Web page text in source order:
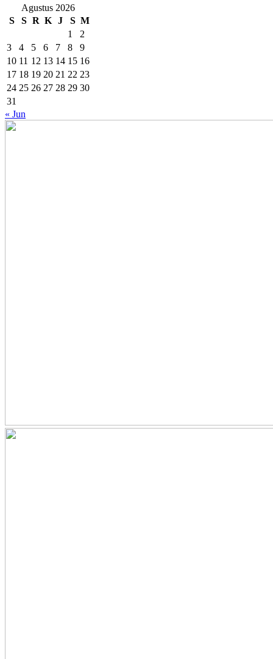
Agustus 2026
S
S R K J S M
1
2
3
4 5 6 7 8
9
10 11 12 13 14 15 16
17 18 19 20 21 22 23
24 25 26 27 28 29 30
31
« Jun